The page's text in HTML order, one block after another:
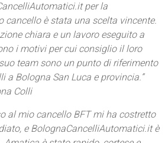
per la
cancello è stata una scelta vincente.
chiara e un lavoro eseguito a
i motivi per cui consiglio il loro
team sono un punto di riferimento
a Bologna San Luca e provincia.”
Colli
al mio cancello BFT mi ha costretto
e BolognaCancelliAutomatici.it è